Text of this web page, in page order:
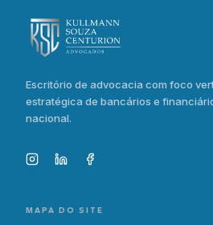
Escritório de advocacia com foco
estratégica de bancários e
nacional.
MAPA DO SITE